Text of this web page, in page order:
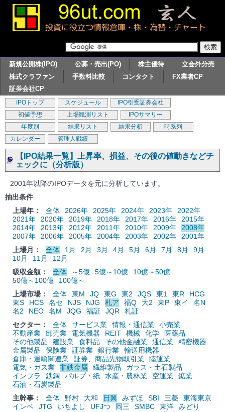
新規公開株(IPO) 公募・売出(PO) 株主優待
立会外分売
株式クラファン
手数料比較 コンタクト
FX業者CP
証券会社CP
IPOトップ スケジュール
IPO引受証券会社
初値予想
上場観測リスト
IPOサマリー
年度別
結果リスト 結果分析
時系列
カレンダー
管理人戦績
【IPO結果一覧】上昇率、損益、その後の値動きなどチ
ェックに（分析版）
2001年以降のIPOデータを元に分析しています。
抽出条件
上場年：
全体 2026年 2025年 2024年 2023年
2022年
2021年
2020年 2019年 2018年 2017年 2016年
2015年
2014年
2013年 2012年 2011年 2010年 2009年
2008年
2007年
2006年 2005年 2004年 2003年 2002年
2001年
上場月：
全体 1月 2月 3月 4月 5月 6月 7月 8月
9月
10月
11月
12月
吸収金額：
全体 ～5億 5億～10億
10億～50億
50億～100億
100億～
上場市場：
全体 東M JQ 東G 東2 JQS 東1 東R
HCG
東S
HCS 名セ NJS NJG 札ア 福Q 大2 東P 東イ
名N
名2
NEO 名M JQG 福証 JQR
札証
セクター：
全体 サービス業 情報・通信業
小売業
不動産業
卸売業 電気機器 REIT 機械 化学
医薬品
その他製品
建設業 食料品 その他金融業 通信業
精密機器
金属製品
保険業 証券業 銀行業
輸送用機器
倉庫・運輸関連業
証券、商品先物取引業
陸運業
電気・ガス業
非鉄金属 繊維製品
ガラス・土石製品
インフラ
鉄鋼 パルプ・紙 水産・農林業 空運業
鉱業
石油・石炭製品
主幹事：
全体 野村 大和 日興 みずほ SBI 三菱
東海東京
インベ
JTG いちよし UFJつ 岡三 SMBC 東洋
みどり